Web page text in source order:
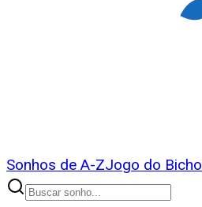
Sonhos de A-ZJogo do Bicho